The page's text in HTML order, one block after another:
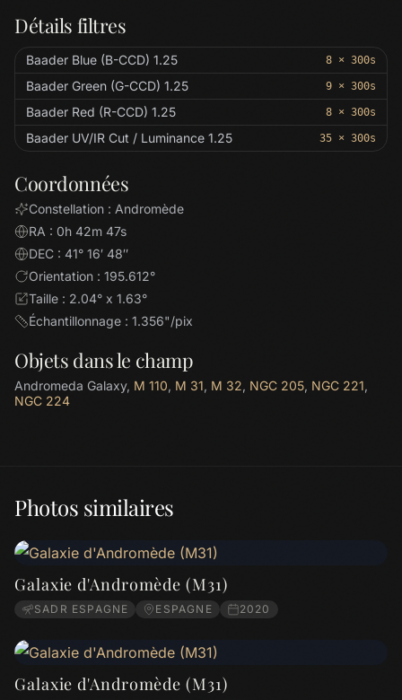
Détails filtres
Baader Blue (B-CCD) 1.25 8 × 300s
Baader Green (G-CCD) 1.25 9 × 300s
Baader Red (R-CCD) 1.25 8 × 300s
Baader UV/IR Cut / Luminance 1.25 35 × 300s
Coordonnées
Constellation : Andromède
RA : 0h 42m 47s
DEC : 41° 16′ 48″
Orientation : 195.612°
Taille : 2.04° x 1.63°
Échantillonnage : 1.356"/pix
Objets dans le champ
Andromeda Galaxy, M 110, M 31, M 32, NGC 205, NGC 221,
NGC 224
Photos similaires
Galaxie d'Andromède (M31)
SADR ESPAGNE ESPAGNE 2020
Galaxie d'Andromède (M31)